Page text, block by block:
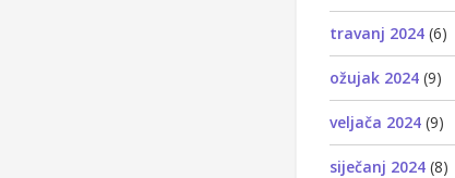
travanj 2024 (6)
ožujak 2024 (9)
veljača 2024 (9)
siječanj 2024 (8)